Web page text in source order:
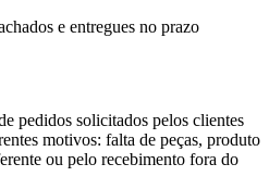
e entregues no prazo
pedidos solicitados pelos clientes
motivos: falta de peças, produto
ou pelo recebimento fora do